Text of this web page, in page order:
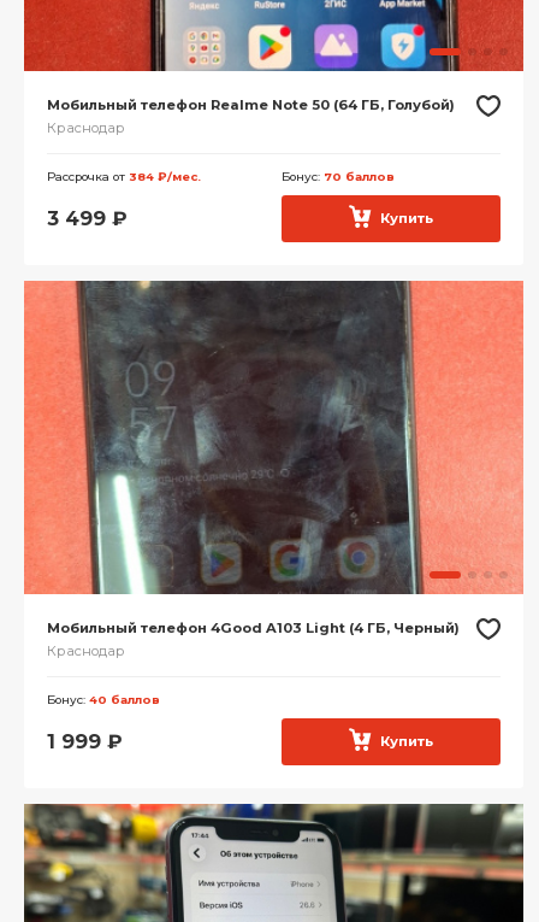
Мобильный телефон Realme Note 50 (64 ГБ, Голубой)
Краснодар
Рассрочка от 384 ₽/мес. Бонус: 70 баллов
3 499 ₽ Купить
Мобильный телефон 4Good A103 Light (4 ГБ, Черный)
Краснодар
Бонус: 40 баллов
1 999 ₽ Купить